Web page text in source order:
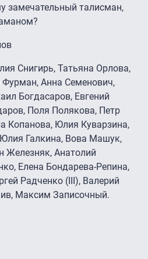
замечательный талисман,
Снигирь, Татьяна Орлова,
Анна Семенович,
Богдасаров, Евгений
Поля Полякова, Петр
Копанова, Юлия Куварзина,
Галкина, Вова Машук,
Железняк, Анатолий
Елена Бондарева-Репина,
Радченко (III), Валерий
Максим Записочный.